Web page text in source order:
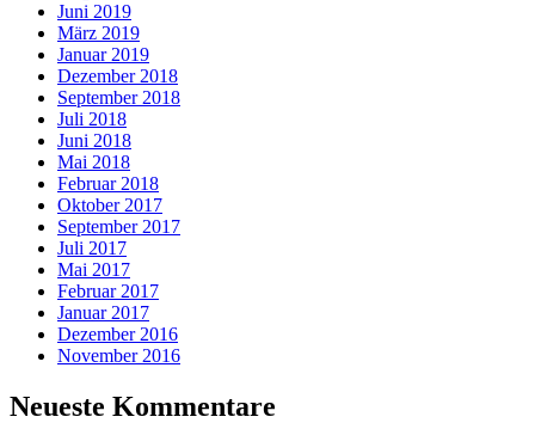
Juni 2019
März 2019
Januar 2019
Dezember 2018
September 2018
Juli 2018
Juni 2018
Mai 2018
Februar 2018
Oktober 2017
September 2017
Juli 2017
Mai 2017
Februar 2017
Januar 2017
Dezember 2016
November 2016
Neueste Kommentare